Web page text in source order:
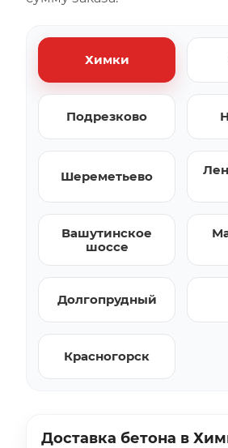
Химки
Подрезково
Шереметьево
Вашутинское
шоссе
Долгопрудный
Красногорск
Доставка бетона в